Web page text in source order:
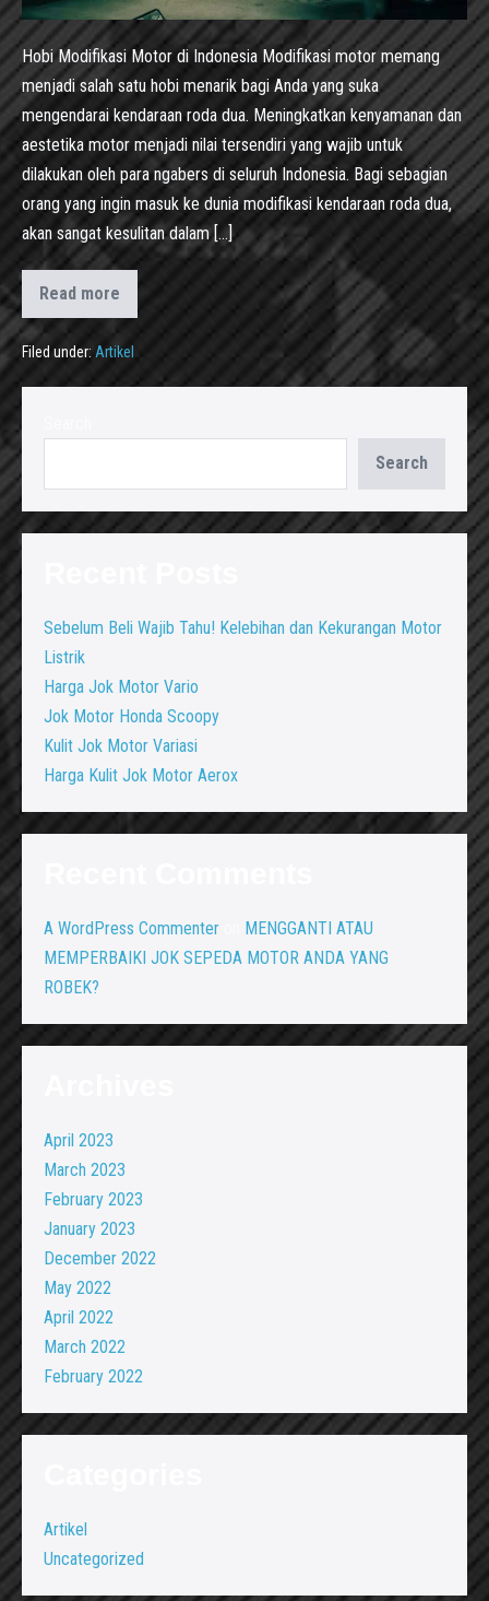
Hobi Modifikasi Motor di Indonesia Modifikasi motor memang
menjadi salah satu hobi menarik bagi Anda yang suka
mengendarai kendaraan roda dua. Meningkatkan kenyamanan dan
aestetika motor menjadi nilai tersendiri yang wajib untuk
dilakukan oleh para ngabers di seluruh Indonesia. Bagi sebagian
orang yang ingin masuk ke dunia modifikasi kendaraan roda dua,
akan sangat kesulitan dalam […]
Read more
Filed under: Artikel
Search
Sebelum Beli Wajib Tahu! Kelebihan dan Kekurangan Motor
Listrik
Harga Jok Motor Vario
Jok Motor Honda Scoopy
Kulit Jok Motor Variasi
Harga Kulit Jok Motor Aerox
A WordPress Commenter
MENGGANTI ATAU
MEMPERBAIKI JOK SEPEDA MOTOR ANDA YANG
ROBEK?
April 2023
March 2023
February 2023
January 2023
December 2022
May 2022
April 2022
March 2022
February 2022
Artikel
Uncategorized